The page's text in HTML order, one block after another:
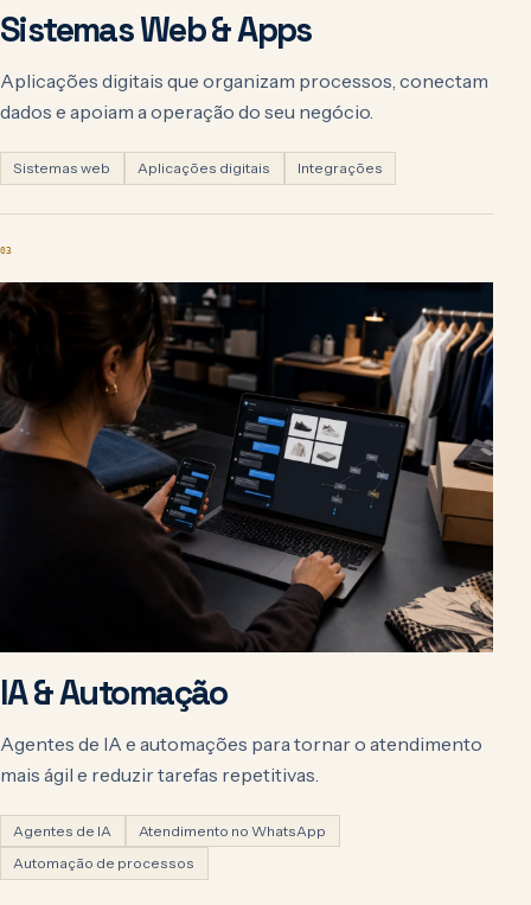
Sistemas Web & Apps
Aplicações digitais que organizam processos, conectam
dados e apoiam a operação do seu negócio.
Sistemas web Aplicações digitais Integrações
03
IA & Automação
Agentes de IA e automações para tornar o atendimento
mais ágil e reduzir tarefas repetitivas.
Agentes de IA
Atendimento no WhatsApp
Automação de processos